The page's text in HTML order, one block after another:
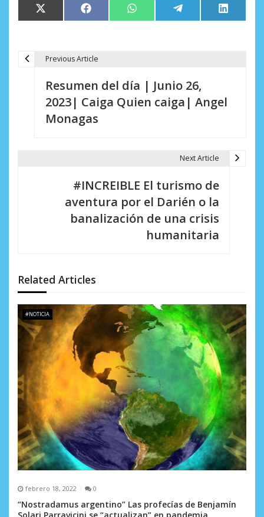
Compartir
en
X
(Twitter)
Compartir
en
Facebook Compartir
en
WhatsApp Compartir
en
Telegram
en
LinkedIn
d
e
e
t
r
a
d
a
s
Previous Article
Resumen del día | Junio 26,
2023| Caiga Quien caiga| Angel
Monagas
Next Article
#INCREIBLE El turismo de
aventura por el Darién o la
banalización de una crisis
humanitaria
Related Articles
#NOTICIA
febrero 18, 2022 0
“Nostradamus argentino” Las profecías de Benjamín
Solari Parravicini se “actualizan” en pandemia